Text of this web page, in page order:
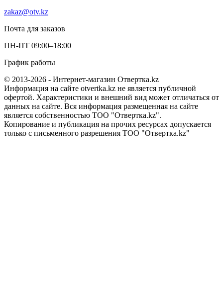
zakaz@otv.kz
Почта для заказов
ПН-ПТ 09:00–18:00
График работы
© 2013-2026 - Интернет-магазин Отвертка.kz
Информация на сайте otvertka.kz не является публичной
офертой. Характеристики и внешний вид может отличаться от
данных на сайте. Вся информация размещенная на сайте
является собственностью ТОО "Отвертка.kz".
Копирование и публикация на прочих ресурсах допускается
только с письменного разрешения ТОО "Отвертка.kz"